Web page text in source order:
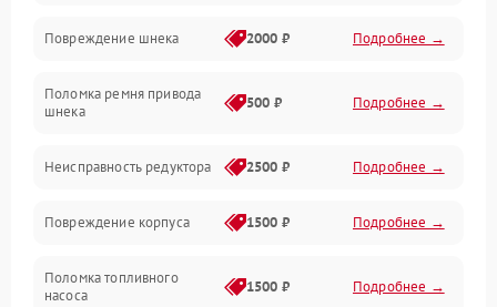
Двигатель
Повреждение шнека 2000 ₽ Подробнее →
Поломка ремня привода
шнека
500 ₽ Подробнее →
Неисправность редуктора 2500 ₽ Подробнее →
Повреждение корпуса 1500 ₽ Подробнее →
Поломка топливного
насоса
1500 ₽ Подробнее →